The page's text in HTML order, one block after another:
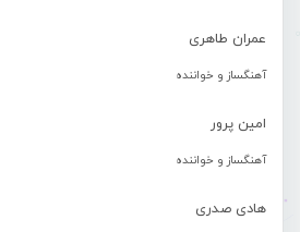
عمران طاهری
آهنگساز و خواننده
امین پرور
آهنگساز و خواننده
هادی صدری